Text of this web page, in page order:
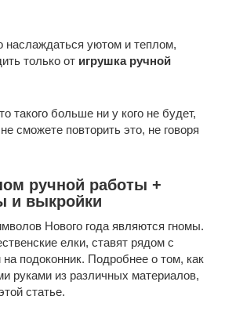
наслаждаться уютом и теплом,
только от игрушка ручной
такого больше ни у кого не будет,
сможете повторить это, не говоря
ручной работы +
и выкройки
Нового года являются гномы.
елки, ставят рядом с
подоконник. Подробнее о том, как
руками из различных материалов,
статье.